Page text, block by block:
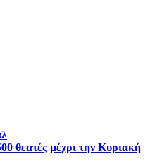
θεατές μέχρι την Κυριακή